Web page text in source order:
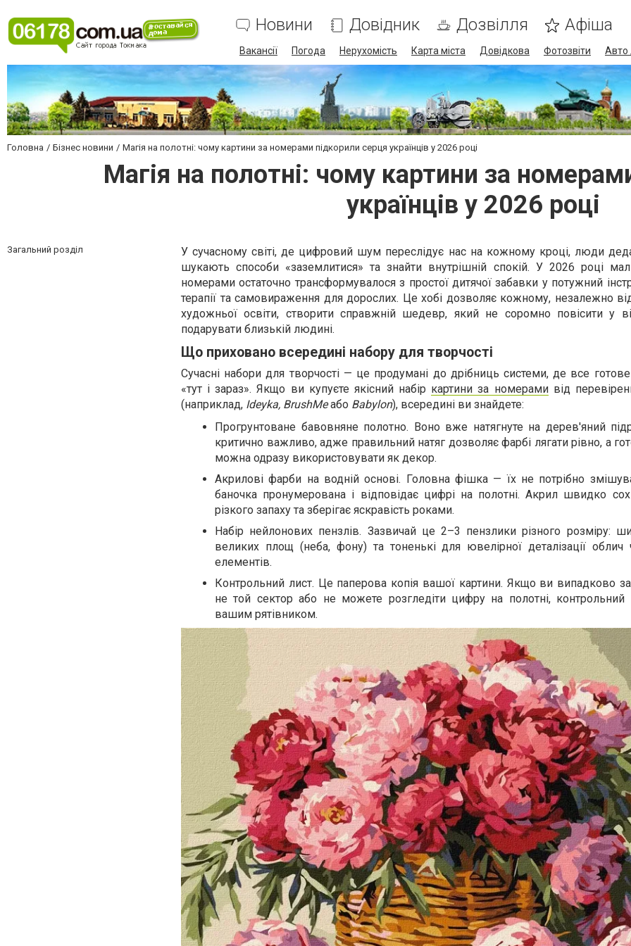
Новини Довідник Дозвілля Афіша
Вакансії Погода Нерухомість Карта міста Довідкова Фотозвіти Авто
Головна Бізнес новини Магія на полотні: чому картини за номерами підкорили серця українців у 2026 році
Магія на полотні: чому картини за
українців у 2026 році
Загальний розділ
У сучасному світі, де цифровий шум переслідує нас на кожному кроці, люди
шукають способи «заземлитися» та знайти внутрішній спокій. У 2026 році
номерами остаточно трансформувалося з простої дитячої забавки у потужний
терапії та самовираження для дорослих. Це хобі дозволяє кожному, незалежно
художньої освіти, створити справжній шедевр, який не соромно повісити у
подарувати близькій людині.
Що приховано всередині набору для творчості
Сучасні набори для творчості — це продумані до дрібниць системи, де все
«тут і зараз». Якщо ви купуєте якісний набір картини за номерамивід
(наприклад, Ideyka, BrushMeабо Babylon), всередині ви знайдете:
Прогрунтоване бавовняне полотно. Воно вже натягнуте на дерев'яний
критично важливо, адже правильний натяг дозволяє фарбі лягати рівно, а
можна одразу використовувати як декор.
Акрилові фарби на водній основі. Головна фішка — їх не потрібно
баночка пронумерована і відповідає цифрі на полотні. Акрил швидко
різкого запаху та зберігає яскравість роками.
Набір нейлонових пензлів. Зазвичай це 2–3 пензлики різного розміру:
великих площ (неба, фону) та тоненькі для ювелірної деталізації облич
елементів.
Контрольний лист. Це паперова копія вашої картини. Якщо ви випадково
не той сектор або не можете розгледіти цифру на полотні, контрольний
вашим рятівником.